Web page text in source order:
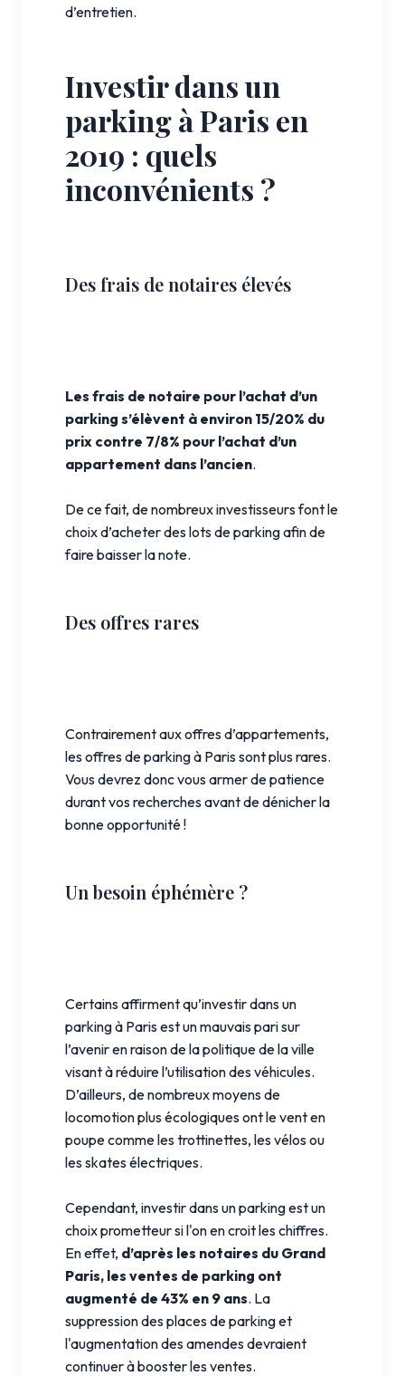
d’entretien.
Investir dans un
parking à Paris en
2019 : quels
inconvénients ?
Des frais de notaires élevés
Les frais de notaire pour l’achat d’un
parking s’élèvent à environ 15/20% du
prix contre 7/8% pour l’achat d’un
appartement dans l’ancien.
De ce fait, de nombreux investisseurs font le
choix d’acheter des lots de parking afin de
faire baisser la note.
Des offres rares
Contrairement aux offres d’appartements,
les offres de parking à Paris sont plus rares.
Vous devrez donc vous armer de patience
durant vos recherches avant de dénicher la
bonne opportunité !
Un besoin éphémère ?
Certains affirment qu’investir dans un
parking à Paris est un mauvais pari sur
l’avenir en raison de la politique de la ville
visant à réduire l’utilisation des véhicules.
D’ailleurs, de nombreux moyens de
locomotion plus écologiques ont le vent en
poupe comme les trottinettes, les vélos ou
les skates électriques.
Cependant, investir dans un parking est un
choix prometteur si l'on en croit les chiffres.
En effet, d’après les notaires du Grand
Paris, les ventes de parking ont
augmenté de 43% en 9 ans. La
suppression des places de parking et
l'augmentation des amendes devraient
continuer à booster les ventes.